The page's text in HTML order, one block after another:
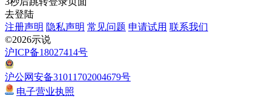
去登陆
注册声明 隐私声明 常见问题 申请试用 联系我们
©2026示说
沪ICP备18027414号
沪公网安备31011702004679号
电子营业执照